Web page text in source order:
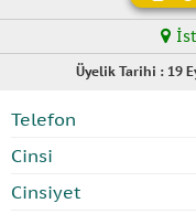
Üyelik Tarihi : 19
Telefon
Cinsi
Cinsiyet